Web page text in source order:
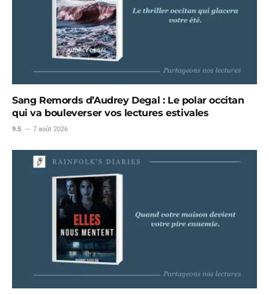
Sang Remords d’Audrey Degal : Le polar occitan
qui va bouleverser vos lectures estivales
9.5 7 août 2026